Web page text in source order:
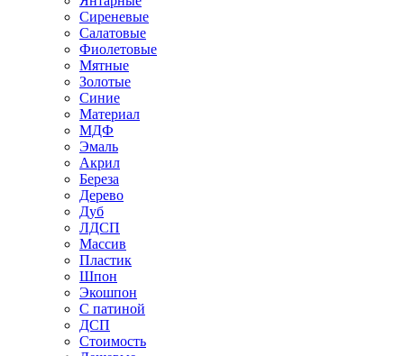
Сиреневые
Салатовые
Фиолетовые
Мятные
Золотые
Синие
Материал
МДФ
Эмаль
Акрил
Береза
Дерево
Дуб
ЛДСП
Массив
Пластик
Шпон
Экошпон
С патиной
ДСП
Стоимость